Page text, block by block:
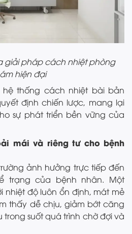
giải pháp cách nhiệt phòng
hiện đại
thống cách nhiệt bài bản
định chiến lược, mang lại
sự phát triển bền vững của
mái và riêng tư cho bệnh
ảnh hưởng trực tiếp đến
trạng của bệnh nhân. Một
nhiệt độ luôn ổn định, mát mẻ
thấy dễ chịu, giảm bớt căng
trong suốt quá trình chờ đợi và